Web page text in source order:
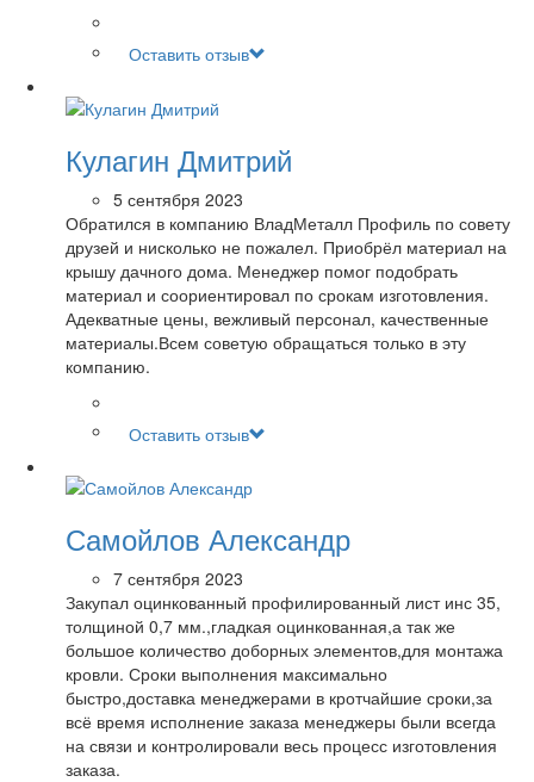
Оставить отзыв
Кулагин Дмитрий
5 сентября 2023
Обратился в компанию ВладМеталл Профиль по совету
друзей и нисколько не пожалел. Приобрёл материал на
крышу дачного дома. Менеджер помог подобрать
материал и соориентировал по срокам изготовления.
Адекватные цены, вежливый персонал, качественные
материалы.Всем советую обращаться только в эту
компанию.
Оставить отзыв
Самойлов Александр
7 сентября 2023
Закупал оцинкованный профилированный лист инс 35,
толщиной 0,7 мм.,гладкая оцинкованная,а так же
большое количество доборных элементов,для монтажа
кровли. Сроки выполнения максимально
быстро,доставка менеджерами в кротчайшие сроки,за
всё время исполнение заказа менеджеры были всегда
на связи и контролировали весь процесс изготовления
заказа.